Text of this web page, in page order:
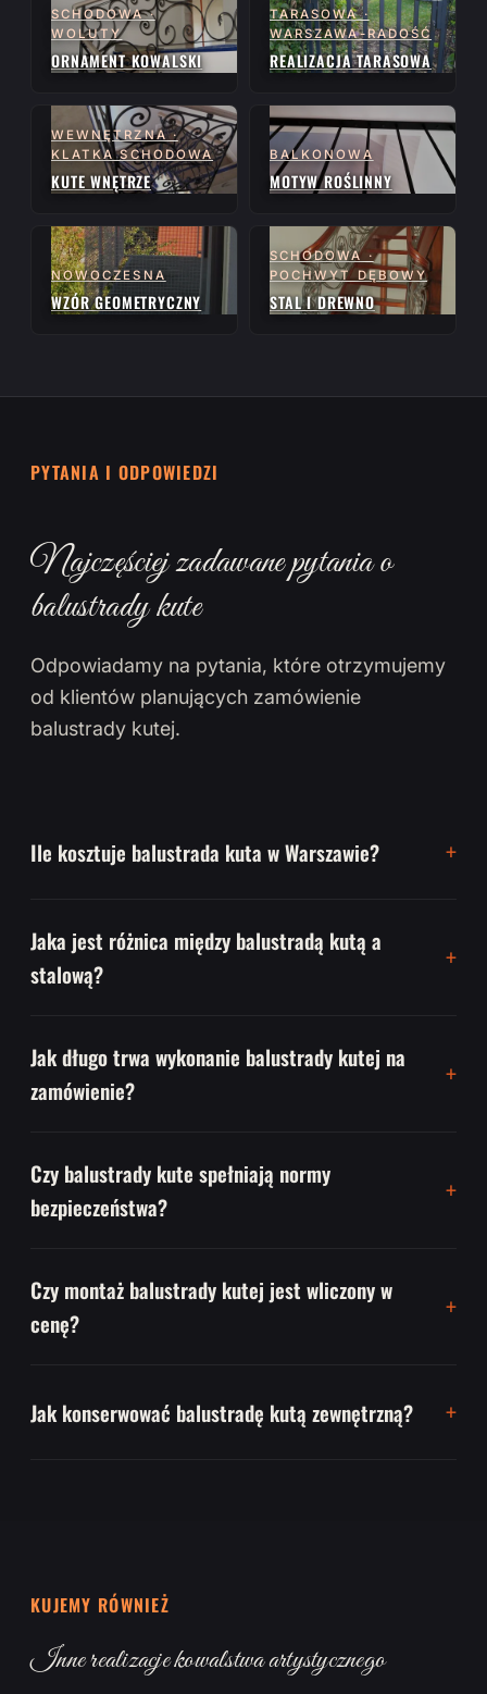
SCHODOWA ·
WOLUTY
ORNAMENT KOWALSKI
TARASOWA ·
WARSZAWA-RADOŚĆ
REALIZACJA TARASOWA
WEWNĘTRZNA ·
KLATKA SCHODOWA
KUTE WNĘTRZE
BALKONOWA
MOTYW ROŚLINNY
NOWOCZESNA
WZÓR GEOMETRYCZNY
SCHODOWA ·
POCHWYT DĘBOWY
STAL I DREWNO
PYTANIA I ODPOWIEDZI
Najczęściej zadawane pytania o
balustrady kute
Odpowiadamy na pytania, które otrzymujemy
od klientów planujących zamówienie
balustrady kutej.
Ile kosztuje balustrada kuta w Warszawie?
Jaka jest różnica między balustradą kutą a
stalową?
Jak długo trwa wykonanie balustrady kutej na
zamówienie?
Czy balustrady kute spełniają normy
bezpieczeństwa?
Czy montaż balustrady kutej jest wliczony w
cenę?
Jak konserwować balustradę kutą zewnętrzną?
KUJEMY RÓWNIEŻ
Inne realizacje kowalstwa artystycznego